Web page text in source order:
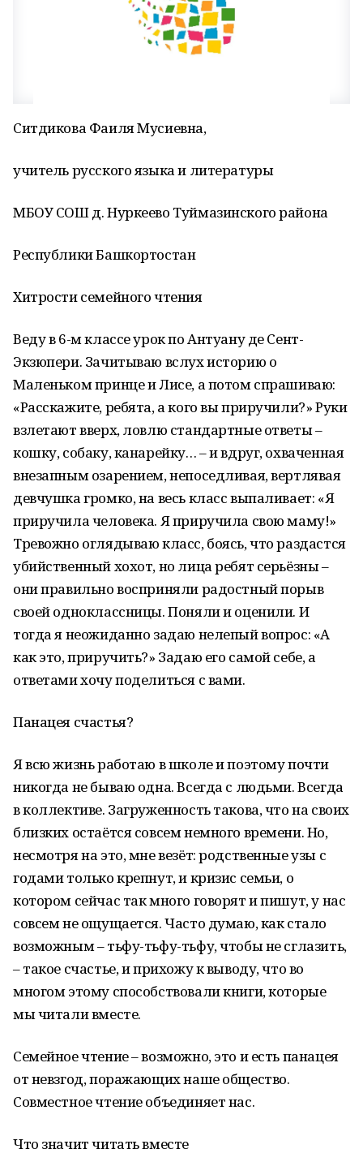
Ситдикова Фаиля Мусиевна,
учитель русского языка и литературы
МБОУ СОШ д. Нуркеево Туймазинского района
Республики Башкортостан
Хитрости семейного чтения
Веду в 6-м классе урок по Антуану де Сент-
Экзюпери. Зачитываю вслух историю о
Маленьком принце и Лисе, а потом спрашиваю:
«Расскажите, ребята, а кого вы приручили?» Руки
взлетают вверх, ловлю стандартные ответы –
кошку, собаку, канарейку… – и вдруг, охваченная
внезапным озарением, непоседливая, вертлявая
девчушка громко, на весь класс выпаливает: «Я
приручила человека. Я приручила свою маму!»
Тревожно оглядываю класс, боясь, что раздастся
убийственный хохот, но лица ребят серьёзны –
они правильно восприняли радостный порыв
своей одноклассницы. Поняли и оценили. И
тогда я неожиданно задаю нелепый вопрос: «А
как это, приручить?» Задаю его самой себе, а
ответами хочу поделиться с вами.
Панацея счастья?
Я всю жизнь работаю в школе и поэтому почти
никогда не бываю одна. Всегда с людьми. Всегда
в коллективе. Загруженность такова, что на своих
близких остаётся совсем немного времени. Но,
несмотря на это, мне везёт: родственные узы с
годами только крепнут, и кризис семьи, о
котором сейчас так много говорят и пишут, у нас
совсем не ощущается. Часто думаю, как стало
возможным – тьфу-тьфу-тьфу, чтобы не сглазить,
– такое счастье, и прихожу к выводу, что во
многом этому способствовали книги, которые
мы читали вместе.
Семейное чтение – возможно, это и есть панацея
от невзгод, поражающих наше общество.
Совместное чтение объединяет нас.
Что значит читать вместе